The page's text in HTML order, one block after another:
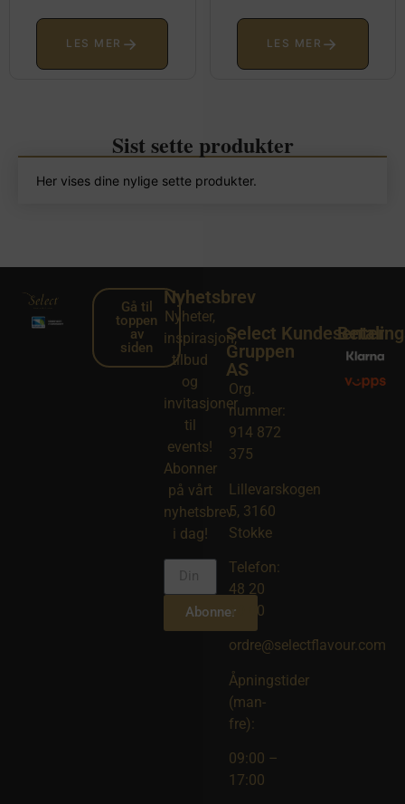
LES MER → LES MER →
Sist sette produkter
Her vises dine nylige sette produkter.
Gå til
toppen
av
siden
Nyhetsbrev
Nyheter,
inspirasjon,
tilbud
og
invitasjoner
til
events!
Abonner
på vårt
nyhetsbrev
i dag!
Abonner
Select
Gruppen
AS
Org.
nummer:
914 872
375
Lillevarskogen
5, 3160
Stokke
Telefon:
48 20
10 00
ordre@selectflavour.com
Åpningstider
(man-
fre):
09:00 –
17:00
Kundesenter